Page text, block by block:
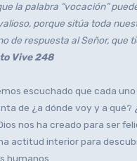
la palabra “vocación”
porque sitúa toda
de respuesta al Señor, que
Vive 248
escuchado que cada
de ¿a dónde voy y a qué?
nos ha creado para ser
actitud interior para
humanos.